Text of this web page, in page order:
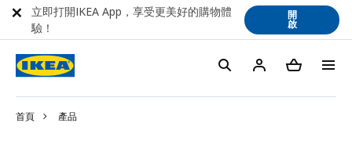
首頁 產品
立即打開IKEA App，享受更美好的購物體
驗！
開
啟